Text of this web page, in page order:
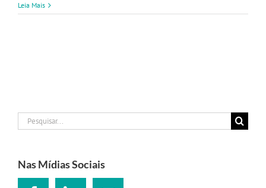
Leia Mais
Buscar
resultados
Nas Mídias Sociais